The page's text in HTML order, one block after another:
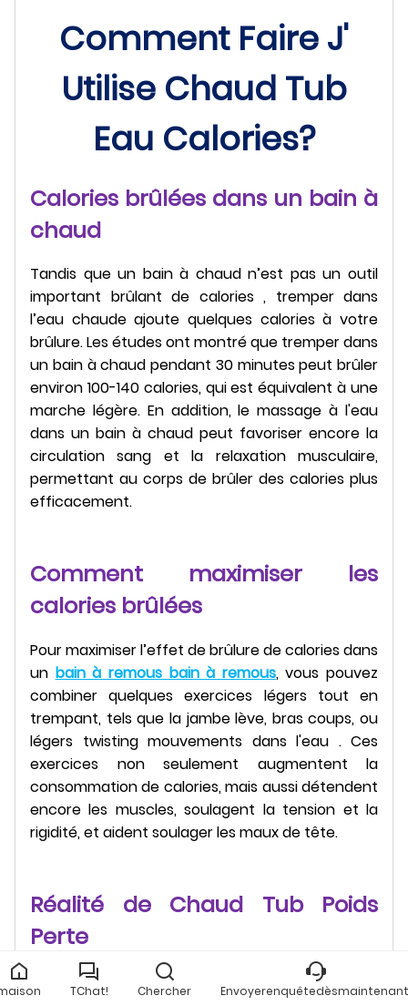
Comment Faire J'
Utilise Chaud Tub
Eau Calories?
Calories brûlées dans un bain à
chaud
Tandis que un bain à chaud n’est pas un outil
important brûlant de calories , tremper dans
l’eau chaude ajoute quelques calories à votre
brûlure. Les études ont montré que tremper dans
un bain à chaud pendant 30 minutes peut brûler
environ 100-140 calories, qui est équivalent à une
marche légère. En addition, le massage à l'eau
dans un bain à chaud peut favoriser encore la
circulation sang et la relaxation musculaire,
permettant au corps de brûler des calories plus
efficacement.
Comment maximiser les
calories brûlées
Pour maximiser l’effet de brûlure de calories dans
un bain à remous bain à remous, vous pouvez
combiner quelques exercices légers tout en
trempant, tels que la jambe lève, bras coups, ou
légers twisting mouvements dans l'eau . Ces
exercices non seulement augmentent la
consommation de calories, mais aussi détendent
encore les muscles, soulagent la tension et la
rigidité, et aident soulager les maux de tête.
Réalité de Chaud Tub Poids
Perte
Bien que les bains à remous puissent aider à
TChat! Chercher